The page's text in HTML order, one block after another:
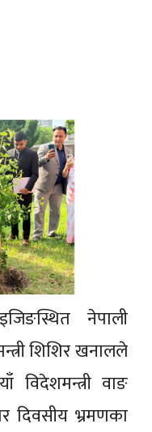
नेपाली
शिशिर खनालले
विदेशमन्त्री वाङ
दिवसीय भ्रमणका